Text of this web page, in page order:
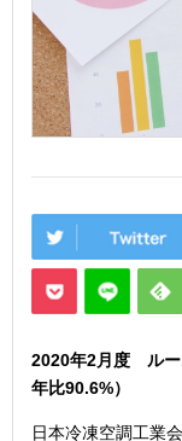
2020年2月度 ルー
年比90.6%）
日本冷凍空調工業